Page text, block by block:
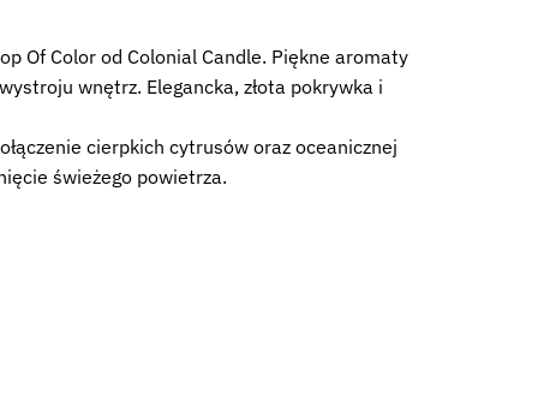
Of Color od Colonial Candle. Piękne aromaty
wnętrz. Elegancka, złota pokrywka i
cierpkich cytrusów oraz oceanicznej
świeżego powietrza.